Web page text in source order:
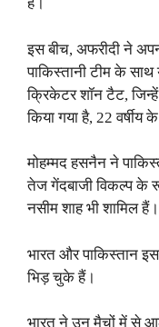
इस बीच, अफरीदी ने
पाकिस्तानी टीम के
क्रिकेटर शॉन टैट,
किया गया है, 22
मोहम्मद हसनैन ने
तेज गेंदबाजी विकल्प के
नसीम शाह भी शामिल हैं।
भारत और पाकिस्तान
भिड़ चुके हैं।
भारत ने उन मैचों में से